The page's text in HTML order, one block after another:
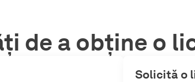
de a obține o
Solicită o